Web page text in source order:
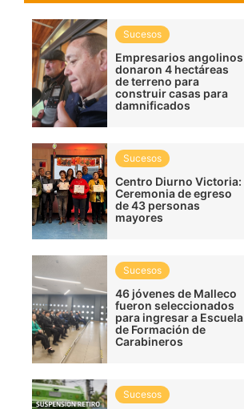
Sucesos
Empresarios angolinos
donaron 4 hectáreas
de terreno para
construir casas para
damnificados
Sucesos
Centro Diurno Victoria:
Ceremonia de egreso
de 43 personas
mayores
Sucesos
46 jóvenes de Malleco
fueron seleccionados
para ingresar a Escuela
de Formación de
Carabineros
Sucesos